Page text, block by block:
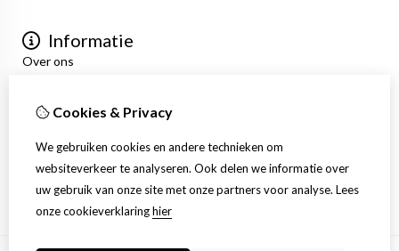
Informatie
Over ons
Algemene voorwaarden
Mijn account
Inloggen
Bestelhistorie
Verlanglijst
Nieuwsbrief
Cookies & Privacy
We gebruiken cookies en andere technieken om
websiteverkeer te analyseren. Ook delen we informatie over
uw gebruik van onze site met onze partners voor analyse. Lees
onze cookieverklaringhier